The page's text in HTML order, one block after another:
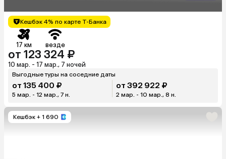
Кешбэк 4% по карте Т-Банка
17 км везде
от 123 324 ₽
10 мар. - 17 мар., 7 ночей
Выгодные туры на соседние даты
от 135 400 ₽
5 мар. - 12 мар., 7 н.
от 392 922 ₽
2 мар. - 10 мар., 8 н.
Кешбэк + 1 690